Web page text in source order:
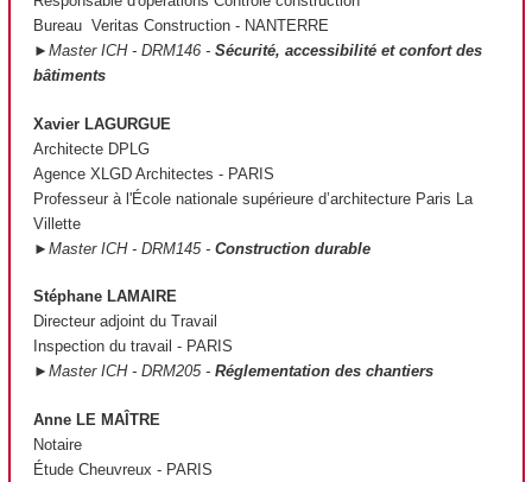
Bureau Veritas Construction - NANTERRE
►Master ICH - DRM146 - Sécurité, accessibilité et confort des
bâtiments
Xavier LAGURGUE
Architecte DPLG
Agence XLGD Architectes - PARIS
Professeur à l'École nationale supérieure d’architecture Paris La
Villette
►Master ICH - DRM145 - Construction durable
Stéphane LAMAIRE
Directeur adjoint du Travail
Inspection du travail - PARIS
►Master ICH - DRM205 - Réglementation des chantiers
Anne LE MAÎTRE
Notaire
Étude Cheuvreux - PARIS